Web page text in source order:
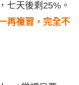
七天後剩25%。
再複習，完全不